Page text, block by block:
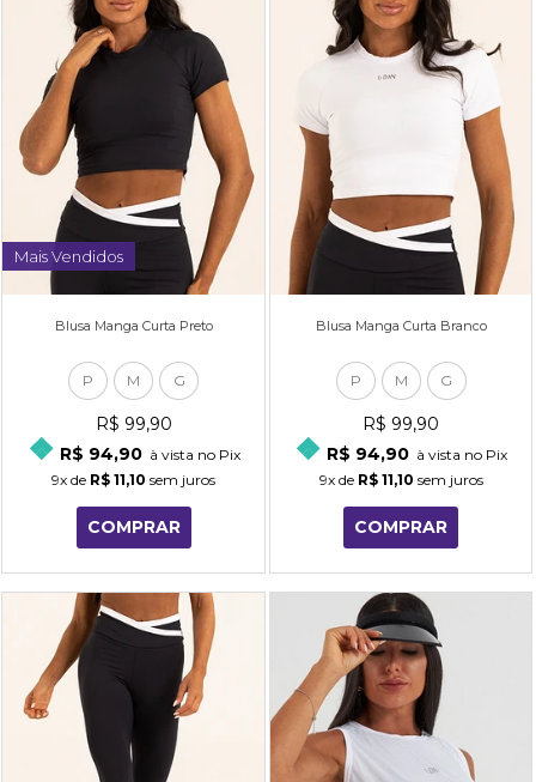
Mais Vendidos
Blusa Manga Curta Preto
P M G
R$ 99,90
R$ 94,90 à vista no Pix
9x de R$ 11,10 sem juros
COMPRAR
Blusa Manga Curta Branco
P M G
R$ 99,90
R$ 94,90 à vista no Pix
9xde R$ 11,10 sem juros
COMPRAR